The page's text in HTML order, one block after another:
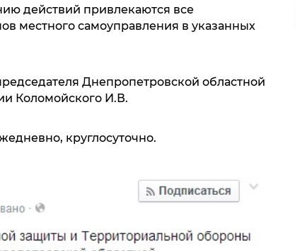
действий привлекаются все
местного самоуправления в указанных
Днепропетровской областной
Коломойского И.В.
круглосуточно.